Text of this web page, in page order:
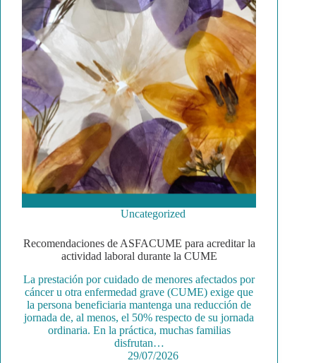
Uncategorized
Recomendaciones de ASFACUME para acreditar la
actividad laboral durante la CUME
La prestación por cuidado de menores afectados por
cáncer u otra enfermedad grave (CUME) exige que
la persona beneficiaria mantenga una reducción de
jornada de, al menos, el 50% respecto de su jornada
ordinaria. En la práctica, muchas familias
disfrutan…
29/07/2026